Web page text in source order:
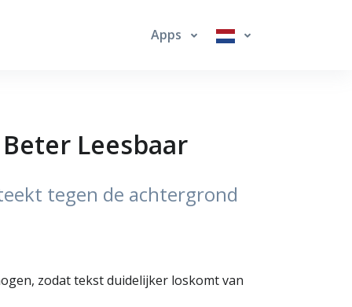
Apps
Beter Leesbaar
tegen de achtergrond
zodat tekst duidelijker loskomt van